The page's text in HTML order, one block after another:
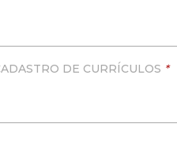
DE CURRÍCULOS *